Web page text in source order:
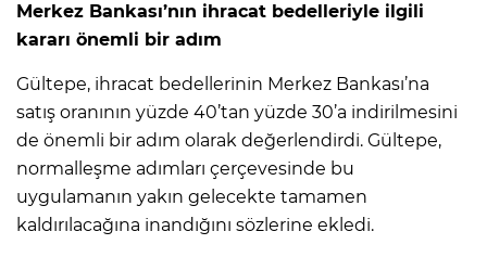
Merkez Bankası’nın ihracat bedelleriyle ilgili
kararı önemli bir adım
Gültepe, ihracat bedellerinin Merkez Bankası’na
satış oranının yüzde 40’tan yüzde 30’a indirilmesini
de önemli bir adım olarak değerlendirdi. Gültepe,
normalleşme adımları çerçevesinde bu
uygulamanın yakın gelecekte tamamen
kaldırılacağına inandığını sözlerine ekledi.